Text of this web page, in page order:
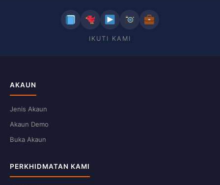
IKUTI KAMI
AKAUN
Jenis Akaun
Akaun Demo
Buka Akaun
PERKHIDMATAN KAMI